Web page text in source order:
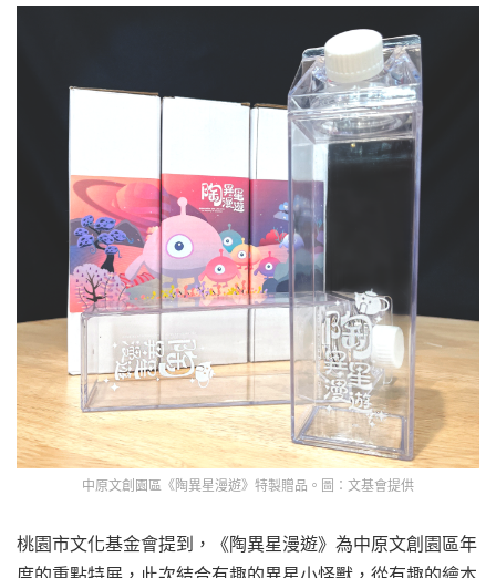
中原文創園區《陶異星漫遊》特製贈品。圖：文基會提供
桃園市文化基金會提到，《陶異星漫遊》為中原文創園區年